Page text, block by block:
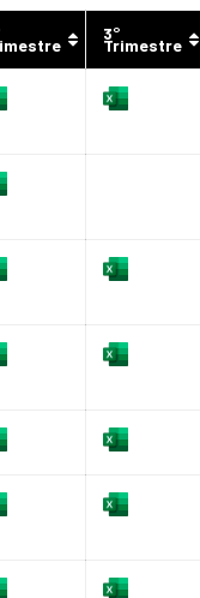
3°
Trimestre